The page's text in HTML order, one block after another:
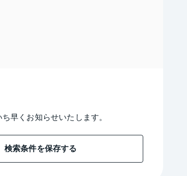
早くお知らせいたします。
検索条件を保存する